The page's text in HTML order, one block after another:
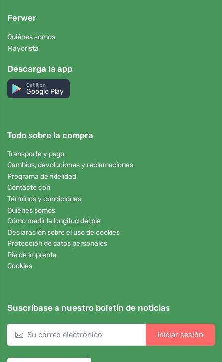
Ferwer
Quiénes somos
Mayorista
Descarga la app
Get it on
Google Play
Todo sobre la compra
Transporte y pago
Cambios, devoluciones y reclamaciones
Programa de fidelidad
Contacte con
Términos y condiciones
Quiénes somos
Cómo medir la longitud del pie
Declaración sobre el uso de cookies
Protección de datos personales
Pie de imprenta
Cookies
Suscríbase a nuestro boletín de noticias
Iniciar sesión